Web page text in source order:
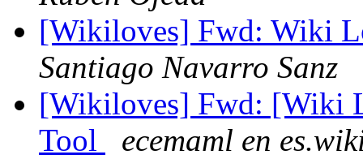
[Wikiloves] Fwd: Wiki
Santiago Navarro Sanz
[Wikiloves] Fwd: [Wiki
Tool
ecemaml en